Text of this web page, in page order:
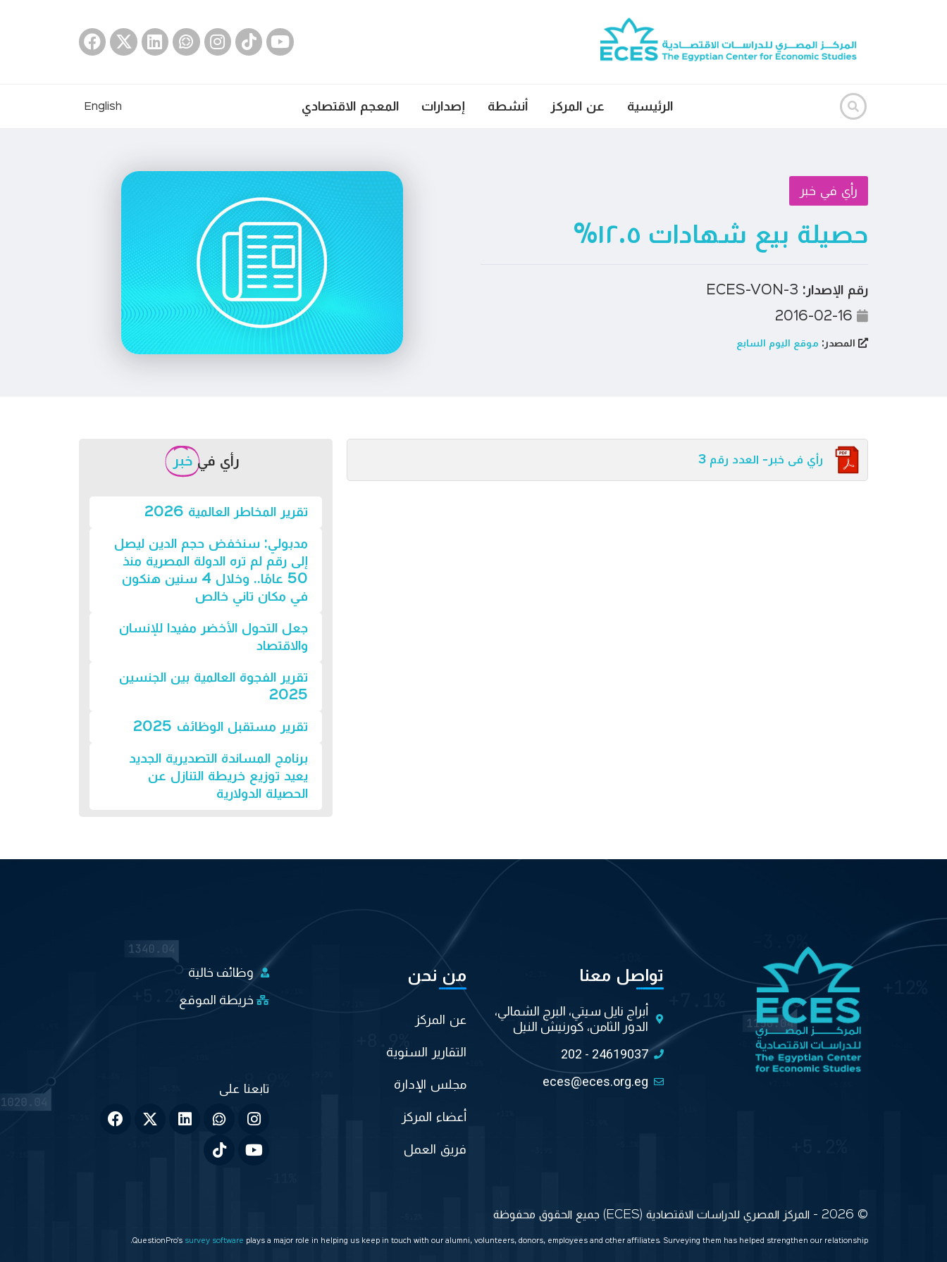
الرئيسية عن المركز أنشطة إصدارات المعجم الاقتصادي English
رأي في خبر
حصيلة بيع شهادات ١٢.٥%
رقم الإصدار:
المصدر: موقع اليوم السابع
رأي فى خبر- العدد رقم 3 رأي في خبر
تقرير المخاطر العالمية 2026
مدبولي: سنخفض حجم الدين ليصل
إلى رقم لم تره الدولة المصرية منذ
50 عامًا.. وخلال 4 سنين هنكون
في مكان تاني خالص
جعل التحول الأخضر مفيدا للإنسان
والاقتصاد
تقرير الفجوة العالمية بين الجنسين
2025
تقرير مستقبل الوظائف 2025
برنامج المساندة التصديرية الجديد
يعيد توزيع خريطة التنازل عن
الحصيلة الدولارية
تواصل معنا
أبراج نايل سيتي، البرج الشمالي،
الدور الثامن، كورنيش النيل
202 - 24619037
eces@eces.org.eg
من نحن
عن المركز
التقارير السنوية
مجلس الإدارة
أعضاء المركز
فريق العمل
وظائف خالية
خريطة الموقع
© 2026 - المركز المصري للدراسات الاقتصادية (ECES) جميع الحقوق محفوظة
QuestionPro’s survey software plays a major role in helping us keep in touch with our alumni, volunteers, donors, employees and other affiliates. Surveying them has helped strengthen our relationship.